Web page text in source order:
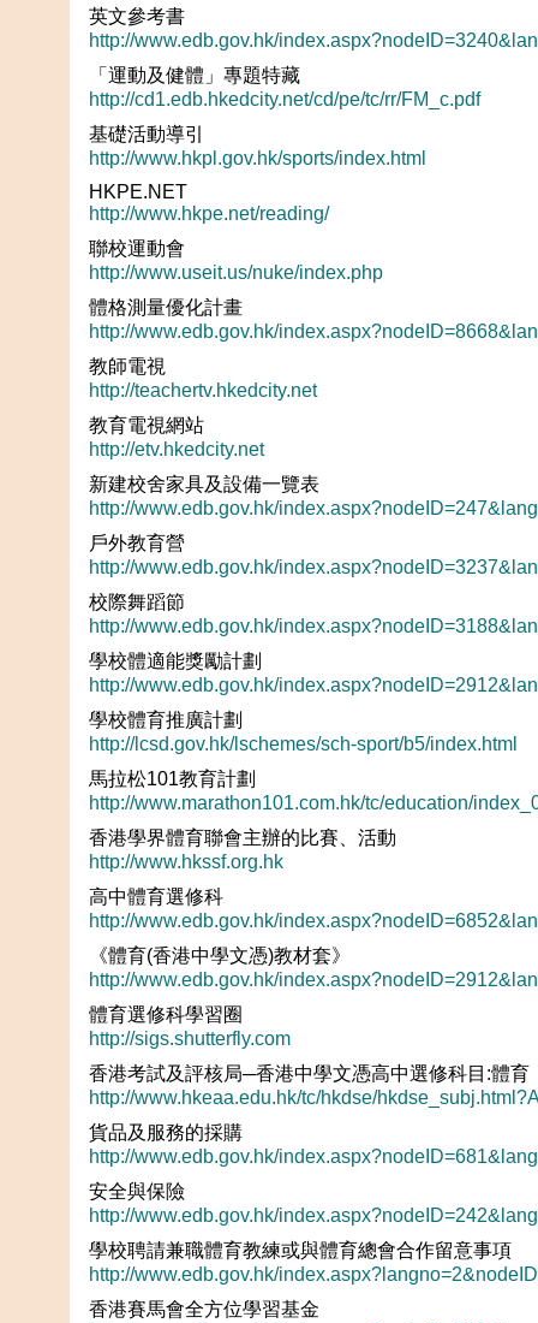
英文參考書
http://www.edb.gov.hk/
「運動及健體」專題特藏
http://cd1.edb.hkedcity.net/cd/pe/tc/rr/FM_c.pdf
基礎活動導引
http://www.hkpl.gov.hk/sports/index.html
HKPE.NET
http://www.hkpe.net/reading/
聯校運動會
http://www.useit.us/nuke/index.php
體格測量優化計畫
http://www.edb.gov.hk/
教師電視
http://teachertv.hkedcity.net
教育電視網站
http://etv.hkedcity.net
新建校舍家具及設備一覽表
http://www.edb.gov.hk/
戶外教育營
http://www.edb.gov.hk/
校際舞蹈節
http://www.edb.gov.hk/
學校體適能獎勵計劃
http://www.edb.gov.hk/
學校體育推廣計劃
http://lcsd.gov.hk/lschemes/sch-sport/b5/index.html
馬拉松101教育計劃
http://www.marathon101.com.hk/tc/education/
香港學界體育聯會主辦的比賽、活動
http://www.hkssf.org.hk
高中體育選修科
http://www.edb.gov.hk/
《體育(香港中學文憑)教材套》
http://www.edb.gov.hk/
體育選修科學習圈
http://sigs.shutterfly.com
香港考試及評核局─香港中學文憑高中選修科目:體育
http://www.hkeaa.edu.hk/tc/hkdse/
貨品及服務的採購
http://www.edb.gov.hk/
安全與保險
http://www.edb.gov.hk/
學校聘請兼職體育教練或與體育總會合作留意事項
http://www.edb.gov.hk/
香港賽馬會全方位學習基金